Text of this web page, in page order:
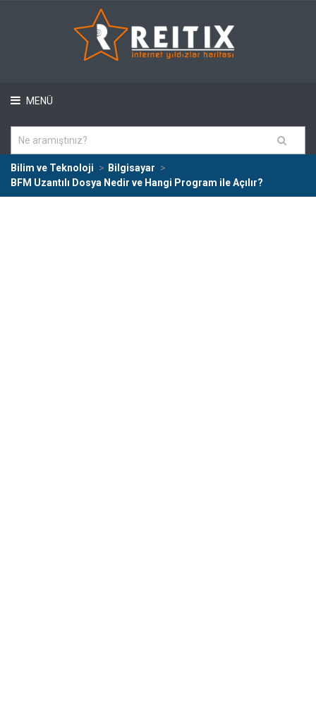
MENÜ
Bilim ve Teknoloji
Bilgisayar
BFM Uzantılı Dosya Nedir ve Hangi Program ile Açılır?